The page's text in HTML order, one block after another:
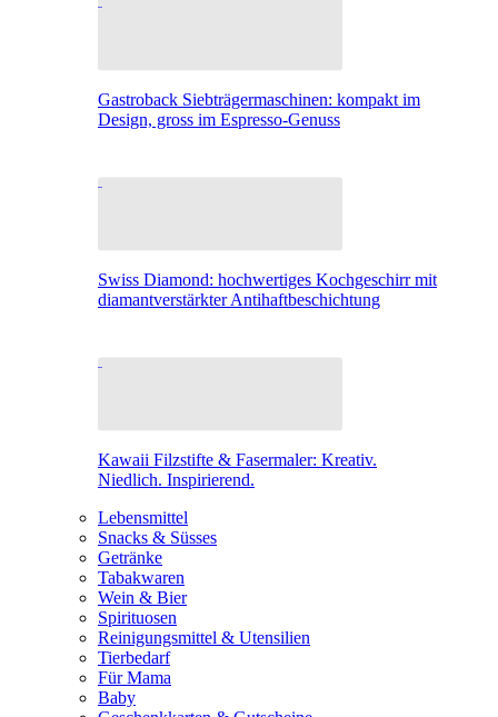
Gastroback Siebträgermaschinen: kompakt im
Design, gross im Espresso-Genuss
Swiss Diamond: hochwertiges Kochgeschirr mit
diamantverstärkter Antihaftbeschichtung
Kawaii Filzstifte & Fasermaler: Kreativ.
Niedlich. Inspirierend.
Lebensmittel
Snacks & Süsses
Getränke
Tabakwaren
Wein & Bier
Spirituosen
Reinigungsmittel & Utensilien
Tierbedarf
Für Mama
Baby